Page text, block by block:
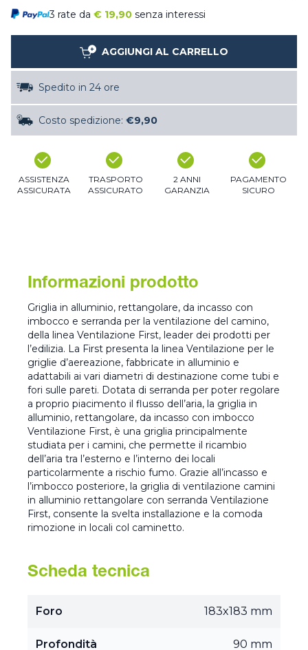
3 rate da € 19,90 senza interessi
AGGIUNGI AL CARRELLO
Spedito in 24 ore
Costo spedizione: €9,90
ASSISTENZA
ASSICURATA
TRASPORTO
ASSICURATO
2 ANNI
GARANZIA
PAGAMENTO
SICURO
Informazioni prodotto
Griglia in alluminio, rettangolare, da incasso con
imbocco e serranda per la ventilazione del camino,
della linea Ventilazione First, leader dei prodotti per
l’edilizia. La First presenta la linea Ventilazione per le
griglie d’aereazione, fabbricate in alluminio e
adattabili ai vari diametri di destinazione come tubi e
fori sulle pareti. Dotata di serranda per poter regolare
a proprio piacimento il flusso dell’aria, la griglia in
alluminio, rettangolare, da incasso con imbocco
Ventilazione First, è una griglia principalmente
studiata per i camini, che permette il ricambio
dell’aria tra l’esterno e l’interno dei locali
particolarmente a rischio fumo. Grazie all’incasso e
l’imbocco posteriore, la griglia di ventilazione camini
in alluminio rettangolare con serranda Ventilazione
First, consente la svelta installazione e la comoda
rimozione in locali col caminetto.
Scheda tecnica
Foro 183x183 mm
Profondità 90 mm